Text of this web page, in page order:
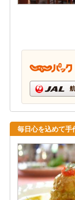
毎日心を込めて手